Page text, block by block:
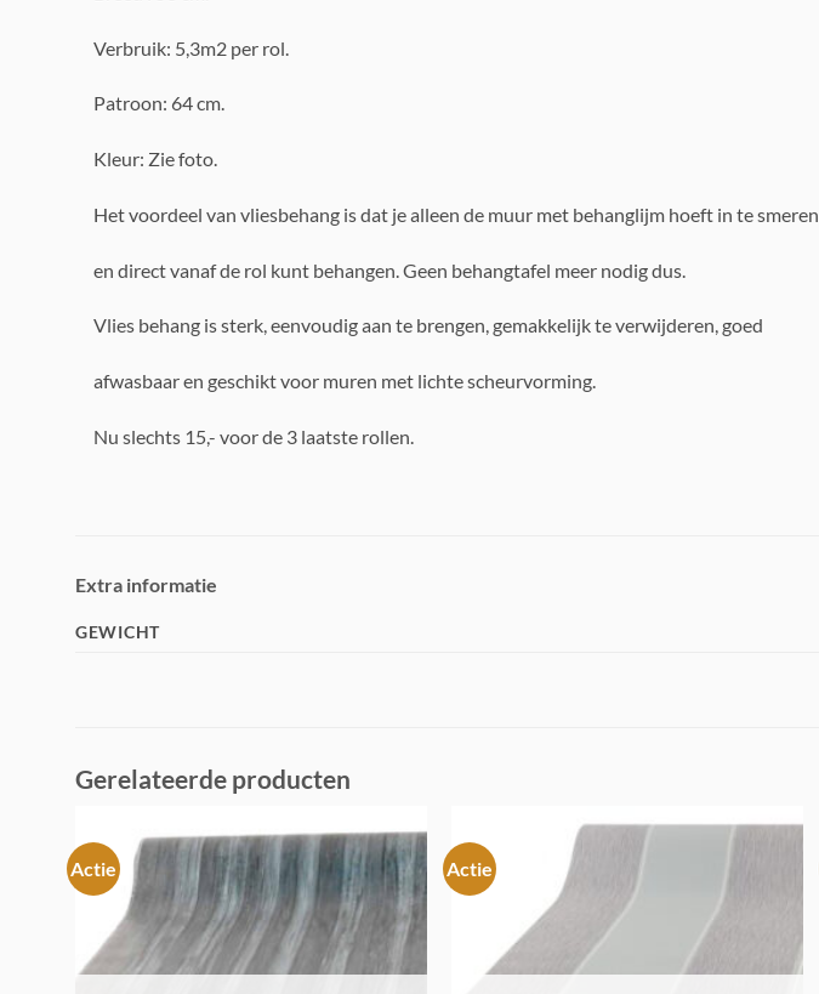
Verbruik: 5,3m2 per rol.
Patroon: 64 cm.
Kleur: Zie foto.
Het voordeel van vliesbehang is dat je alleen de muur met behanglijm hoeft in te smeren
en direct vanaf de rol kunt behangen. Geen behangtafel meer nodig dus.
Vlies behang is sterk, eenvoudig aan te brengen, gemakkelijk te verwijderen, goed
afwasbaar en geschikt voor muren met lichte scheurvorming.
Nu slechts 15,- voor de 3 laatste rollen.
Extra informatie
GEWICHT
Gerelateerde producten
Actie
Toevoegen
verlanglijst
Actie